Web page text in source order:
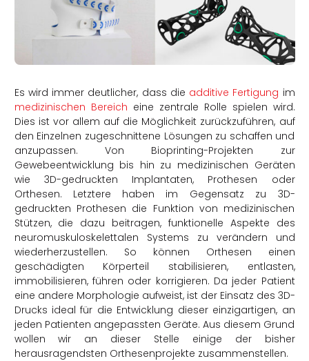
Es wird immer deutlicher, dass die additive Fertigung im
medizinischen Bereich eine zentrale Rolle spielen wird.
Dies ist vor allem auf die Möglichkeit zurückzuführen, auf
den Einzelnen zugeschnittene Lösungen zu schaffen und
anzupassen. Von Bioprinting-Projekten zur
Gewebeentwicklung bis hin zu medizinischen Geräten
wie 3D-gedruckten Implantaten, Prothesen oder
Orthesen. Letztere haben im Gegensatz zu 3D-
gedruckten Prothesen die Funktion von medizinischen
Stützen, die dazu beitragen, funktionelle Aspekte des
neuromuskuloskelettalen Systems zu verändern und
wiederherzustellen. So können Orthesen einen
geschädigten Körperteil stabilisieren, entlasten,
immobilisieren, führen oder korrigieren. Da jeder Patient
eine andere Morphologie aufweist, ist der Einsatz des 3D-
Drucks ideal für die Entwicklung dieser einzigartigen, an
jeden Patienten angepassten Geräte. Aus diesem Grund
wollen wir an dieser Stelle einige der bisher
herausragendsten Orthesenprojekte zusammenstellen.